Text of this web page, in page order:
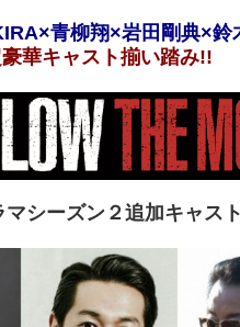
青柳翔×岩田剛典×鈴
華キャスト揃い踏み!!
マシーズン２追加キャス